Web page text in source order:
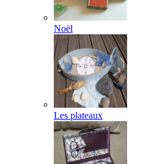
Noël
Les plateaux